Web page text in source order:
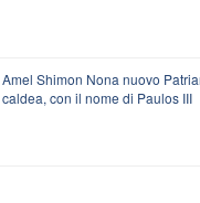
Amel Shimon Nona nuovo
caldea, con il nome di Paulos III